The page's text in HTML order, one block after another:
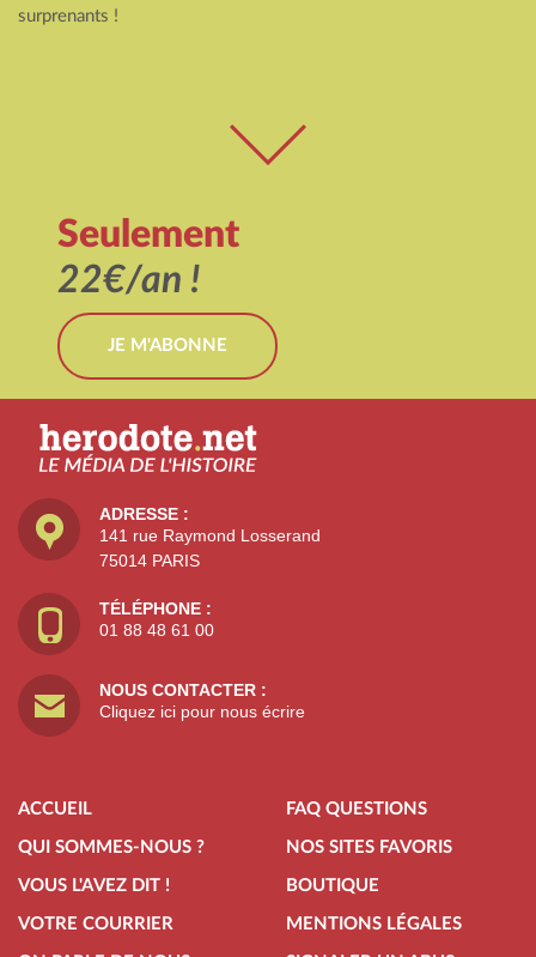
surprenants !
Seulement
22€/an !
JE M'ABONNE
ADRESSE :
141 rue Raymond Losserand
75014 PARIS
TÉLÉPHONE :
01 88 48 61 00
NOUS CONTACTER :
Cliquez ici pour nous écrire
ACCUEIL
QUI SOMMES-NOUS ?
VOUS L'AVEZ DIT !
VOTRE COURRIER
FAQ QUESTIONS
NOS SITES FAVORIS
BOUTIQUE
MENTIONS LÉGALES